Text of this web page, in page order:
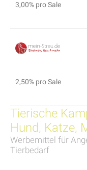
3,00% pro Sale
2,50% pro Sale
Tierische
Hund, Katze,
Werbemittel für
Tierbedarf